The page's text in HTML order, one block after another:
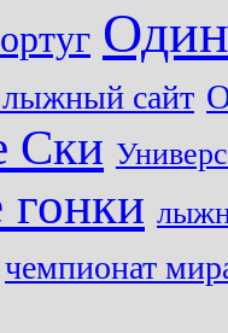
сайт
Ски
чемпионат